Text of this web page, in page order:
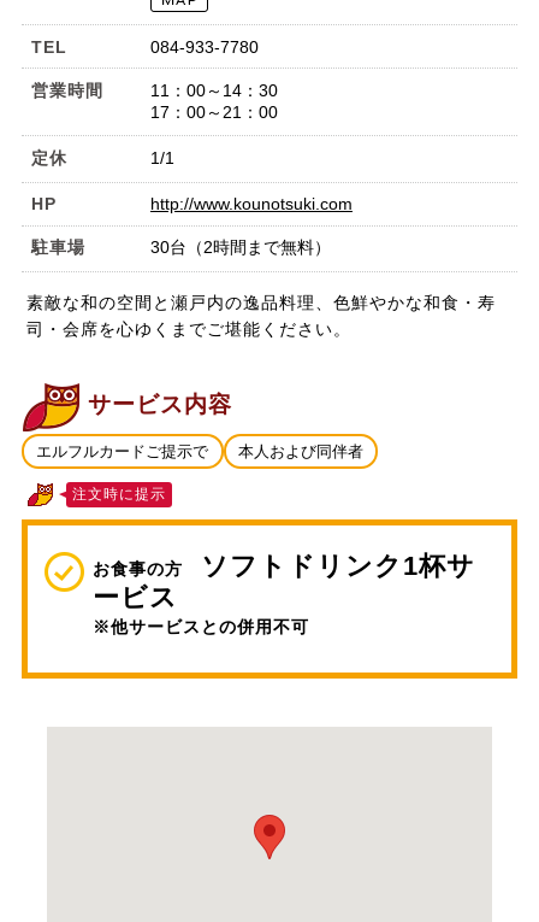
TEL 084-933-7780
営業時間
11：00～14：30
17：00～21：00
定休 1/1
HP http://www.kounotsuki.com
駐車場 30台（2時間まで無料）
素敵な和の空間と瀬戸内の逸品料理、色鮮やかな和食・寿
司・会席を心ゆくまでご堪能ください。
サービス内容
エルフルカードご提示で 本人および同伴者
注文時に提示
お食事の方
ソフトドリンク1杯サ
ービス
※他サービスとの併用不可